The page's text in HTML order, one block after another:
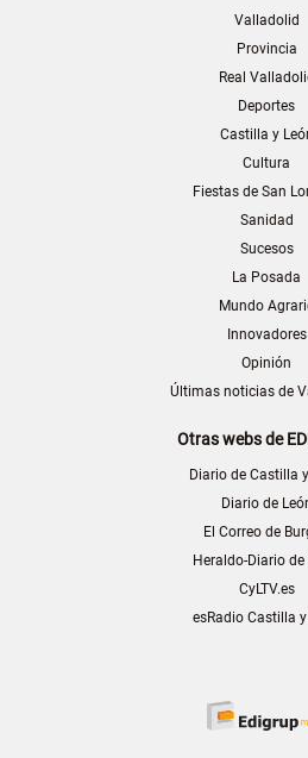
Valladolid
Provincia
Real
Deportes
Castilla y
Cultura
Fiestas de San
Sanidad
Sucesos
La Posada
Mundo
Innovadores
Opinión
Últimas noticias de
Otras webs de
Diario de Castilla
Diario de
El Correo de
Heraldo-Diario de
CyLTV.es
esRadio Castilla